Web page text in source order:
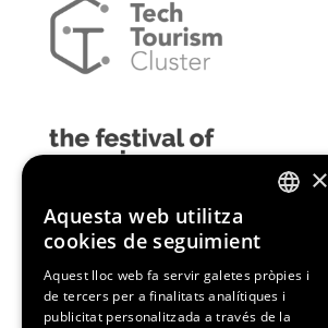
CATALAN
×
Aquesta web utilitza
cookies de seguimient
Aquest lloc web fa servir galetes pròpies i
de tercers per a finalitats analítiques i
publicitat personalitzada a través de la